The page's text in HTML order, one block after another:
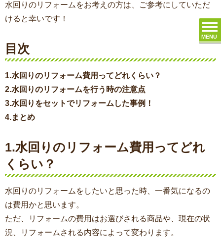
MENU
水回りのリフォームをお考えの方は、ご参考にしていただ
けると幸いです！
目次
1.水回りのリフォーム費用ってどれくらい？
2.水回りのリフォームを行う時の注意点
3.水回りをセットでリフォームした事例！
4.まとめ
1.水回りのリフォーム費用ってどれ
くらい？
水回りのリフォームをしたいと思った時、一番気になるの
は費用かと思います。
ただ、リフォームの費用はお選びされる商品や、現在の状
況、リフォームされる内容によって変わります。